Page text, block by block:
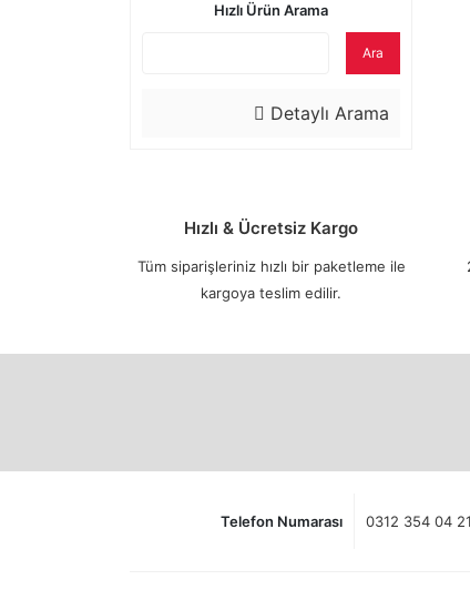
Hızlı Ürün Arama
Ara
Detaylı Arama
Hızlı & Ücretsiz Kargo
Tüm siparişleriniz hızlı bir paketleme ile
kargoya teslim edilir.
Telefon Numarası 0312 354 04 21